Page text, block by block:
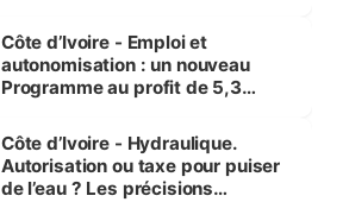
et Yamoussoukro
Côte d’Ivoire - Emploi et
autonomisation : un nouveau
Programme au profit de 5,3
Côte d’Ivoire - Hydraulique.
Autorisation ou taxe pour puiser
de l’eau ? Les précisions